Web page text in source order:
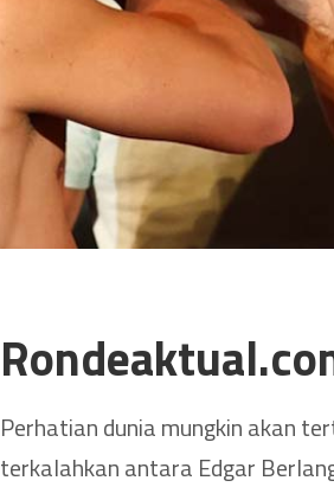
Perhatian dunia mungkin akan
terkalahkan antara Edgar